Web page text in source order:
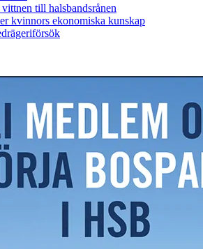
till halsbandsrånen
kvinnors ekonomiska kunskap